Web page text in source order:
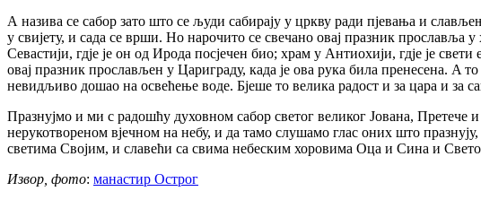
А назива се сабор зато што се људи сабирају у цркву ради пјевања и
у свијету, и сада се врши. Но нарочито се свечано овај празник
Севастији, гдје је он од Ирода посјечен био; храм у Антиохији, гдје је
овај празник прослављен у Цариграду, када је ова рука била пренесена. A
невидљиво дошао на освећење воде. Бјеше то велика радост и за цара и за
Празнујмо и ми с радошћу духовном сабор светог великог Јована,
нерукотвореном вјечном на небу, и да тамо слушамо глас оних што
светима Својим, и славећи са свима небеским хоровима Оца и Сина и
Извор, фото: манастир Острог